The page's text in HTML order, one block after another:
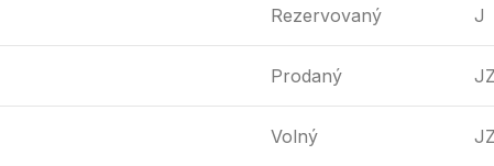
Rezervovaný J
Prodaný JZ
Volný JZ